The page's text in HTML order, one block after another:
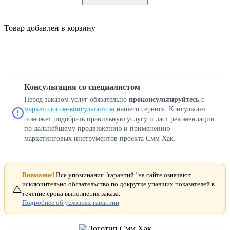
Товар добавлен в корзину
Консультация со специалистом
Перед заказом услуг обязательно проконсультируйтесь с
маркетологом-консультантом нашего сервиса. Консультант
поможет подобрать правильную услугу и даст рекомендации
по дальнейшему продвижению и применению
маркетинговых инструментов проекта Смм Хак.
⚠️
Внимание! Все упоминания "гарантий" на сайте означают
исключительно обязательство по докрутке упавших показателей в
течение срока выполнения заказа.
Подробнее об условиях гарантии